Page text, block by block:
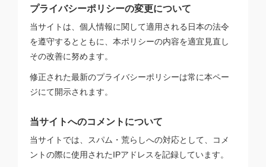
プライバシーポリシーの変更について
当サイトは、個人情報に関して適用される日本の法令
を遵守するとともに、本ポリシーの内容を適宜見直し
その改善に努めます。
修正された最新のプライバシーポリシーは常に本ペー
ジにて開示されます。
当サイトへのコメントについて
当サイトでは、スパム・荒らしへの対応として、コメ
ントの際に使用されたIPアドレスを記録しています。